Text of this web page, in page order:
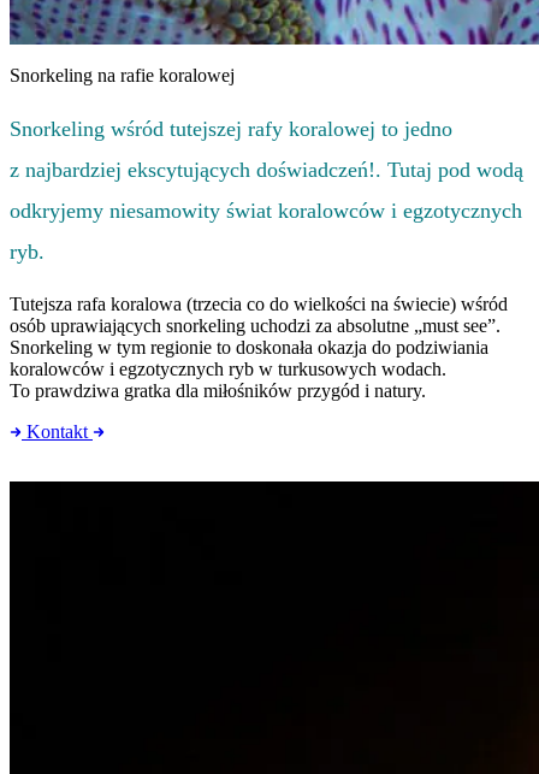
Snorkeling na rafie koralowej
Snorkeling wśród tutejszej rafy koralowej to jedno
z najbardziej ekscytujących doświadczeń!. Tutaj pod wodą
odkryjemy niesamowity świat koralowców i egzotycznych
ryb.
Tutejsza rafa koralowa (trzecia co do wielkości na świecie) wśród
osób uprawiających snorkeling uchodzi za absolutne „must see”.
Snorkeling w tym regionie to doskonała okazja do podziwiania
koralowców i egzotycznych ryb w turkusowych wodach.
To prawdziwa gratka dla miłośników przygód i natury.
Kontakt